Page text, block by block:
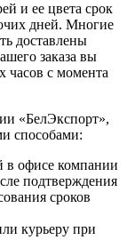
и ее цвета срок
дней. Многие
доставлены
заказа вы
часов с момента
«БелЭкспорт»,
способами:
в офисе компании
подтверждения
сроков
курьеру при